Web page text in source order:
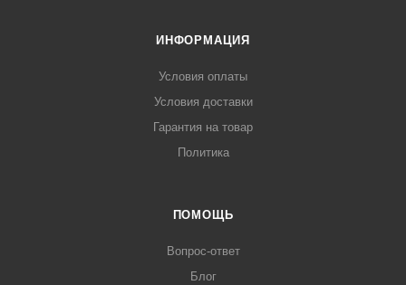
ИНФОРМАЦИЯ
Условия оплаты
Условия доставки
Гарантия на товар
Политика
ПОМОЩЬ
Вопрос-ответ
Блог